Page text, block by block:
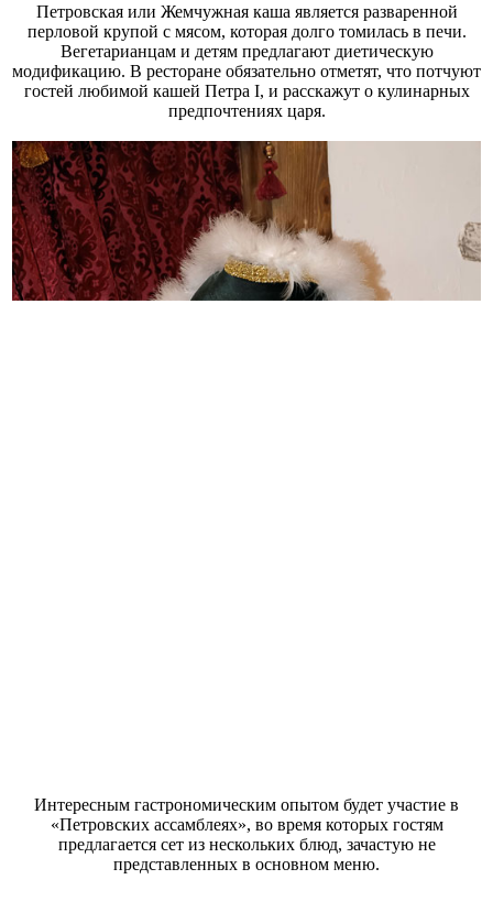
Петровская или Жемчужная каша является разваренной
перловой крупой с мясом, которая долго томилась в печи.
Вегетарианцам и детям предлагают диетическую
модификацию. В ресторане обязательно отметят, что потчуют
гостей любимой кашей Петра I, и расскажут о кулинарных
предпочтениях царя.
Интересным гастрономическим опытом будет участие в
«Петровских ассамблеях», во время которых гостям
предлагается сет из нескольких блюд, зачастую не
представленных в основном меню.